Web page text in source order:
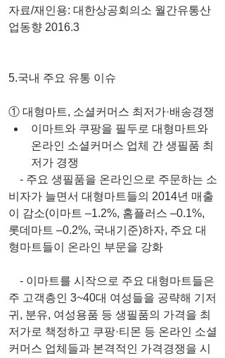
자료/재인용: 대한상공회의소 월간유통산
업동향 2016.3
5.국내 주요 유통 이슈
① 대형마트, 소셜커머스 최저가·배송경쟁
이마트와 쿠팡을 필두로 대형마트와
온라인 소셜커머스 업체 간 생필품 최
저가 경쟁
비자가 늘면서 대형마트들의 2014년 매출
이 감소(이마트 –1.2%, 홈플러스 –0.1%,
롯데마트 –0.2%, 국내기준)하자, 주요 대
형마트들이 온라인 부문을 강화
주 고객층인 3~40대 여성들을 공략해 기저
귀, 분유, 여성용품 등 생필품의 가격을 최
저가로 책정하고 쿠팡·티몬 등 온라인 소셜
커머스 업체들과 본격적인 가격경쟁을 시